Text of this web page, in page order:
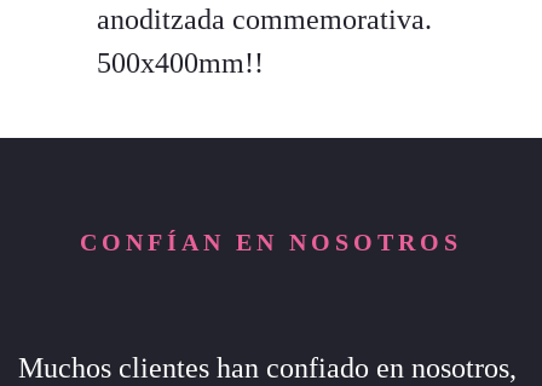
anoditzada commemorativa.
500x400mm!!
CONFÍAN EN NOSOTROS
Muchos clientes han confiado en nosotros,